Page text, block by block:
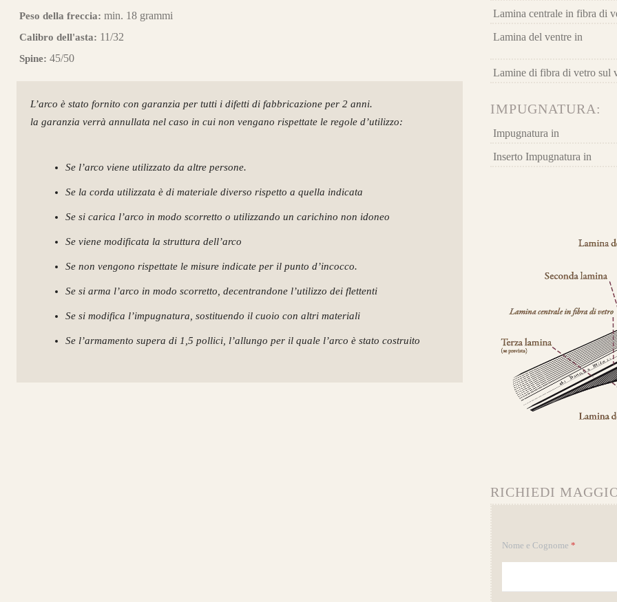
Guarda alcuni degli archi già realizzati su misura
Peso della freccia: min. 18 grammi
Calibro dell'asta: 11/32
Spine: 45/50
L’arco è stato fornito con garanzia per tutti i difetti di fabbricazione per 2 anni.
la garanzia verrà annullata nel caso in cui non vengano rispettate le regole d’utilizzo:
Se l’arco viene utilizzato da altre persone.
Se la corda utilizzata è di materiale diverso rispetto a quella indicata
Se si carica l’arco in modo scorretto o utilizzando un carichino non idoneo
Se viene modificata la struttura dell’arco
Se non vengono rispettate le misure indicate per il punto d’incocco.
Se si arma l’arco in modo scorretto, decentrandone l’utilizzo dei flettenti
Se si modifica l’impugnatura, sostituendo il cuoio con altri materiali
Se l’armamento supera di 1,5 pollici, l’allungo per il quale l’arco è stato costruito
Lamina centrale in fibra di
Lamina del ventre in
Lamine di fibra di vetro sul
IMPUGNATURA:
Impugnatura in
Inserto Impugnatura in
RICHIEDI
Nome e Cognome *